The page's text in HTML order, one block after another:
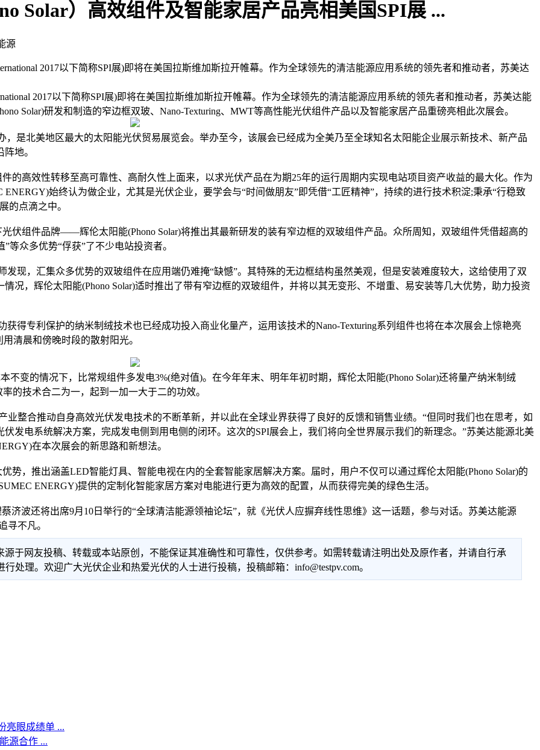
Solar）高效组件及智能家居产品亮相美国SPI展 ...
源
2017以下简称SPI展)即将在美国拉斯维加斯拉开帷幕。作为全球领先的清洁能源应用系统的领先者和推动者，苏美达
2017以下简称SPI展)即将在美国拉斯维加斯拉开帷幕。作为全球领先的清洁能源应用系统的领先者和推动者，苏美达能
Solar)研发和制造的窄边框双玻、Nano-Texturing、MWT等高性能光伏组件产品以及智能家居产品重磅亮相此次展会。
北美地区最大的太阳能光伏贸易展览会。举办至今，该展会已经成为全美乃至全球知名太阳能企业展示新技术、新产品
地。
高效性转移至高可靠性、高耐久性上面来，以求光伏产品在为期25年的运行周期内实现电站项目资产收益的最大化。作为
始终认为做企业，尤其是光伏企业，要学会与“时间做朋友”即凭借“工匠精神”，持续的进行技术积淀;秉承“行稳致
的点滴之中。
组件品牌——辉伦太阳能(Phono Solar)将推出其最新研发的装有窄边框的双玻组件产品。众所周知，双玻组件凭借超高的
等众多优势“俘获”了不少电站投资者。
现，汇集众多优势的双玻组件在应用端仍难掩“缺憾”。其特殊的无边框结构虽然美观，但是安装难度较大，这给使用了双
况，辉伦太阳能(Phono Solar)适时推出了带有窄边框的双玻组件，并将以其无变形、不增重、易安装等几大优势，助力投资
专利保护的纳米制绒技术也已经成功投入商业化量产，运用该技术的Nano-Texturing系列组件也将在本次展会上惊艳亮
清晨和傍晚时段的散射阳光。
变的情况下，比常规组件多发电3%(绝对值)。在今年年末、明年年初时期，辉伦太阳能(Phono Solar)还将量产纳米制绒
的技术合二为一，起到一加一大于二的功效。
合推动自身高效光伏发电技术的不断革新，并以此在全球业界获得了良好的反馈和销售业绩。“但同时我们也在思考，如
发电系统解决方案，完成发电侧到用电侧的闭环。这次的SPI展会上，我们将向全世界展示我们的新理念。”苏美达能源北美
在本次展会的新思路和新想法。
，推出涵盖LED智能灯具、智能电视在内的全套智能家居解决方案。届时，用户不仅可以通过辉伦太阳能(Phono Solar)的
ENERGY)提供的定制化智能家居方案对电能进行更为高效的配置，从而获得完美的绿色生活。
波还将出席9月10日举行的“全球清洁能源领袖论坛”，就《光伏人应摒弃线性思维》这一话题，参与对话。苏美达能源
寻不凡。
于网友投稿、转载或本站原创，不能保证其准确性和可靠性，仅供参考。如需转载请注明出处及原作者，并请自行承
处理。欢迎广大光伏企业和热爱光伏的人士进行投稿，投稿邮箱：info@testpv.com。
亮眼成绩单 ...
源合作 ...